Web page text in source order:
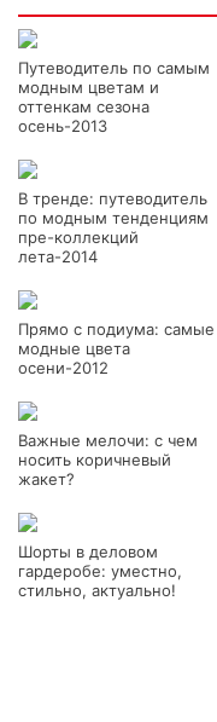
Путеводитель по самым
модным цветам и
оттенкам сезона
осень-2013
В тренде: путеводитель
по модным тенденциям
пре-коллекций
лета-2014
Прямо с подиума: самые
модные цвета
осени-2012
Важные мелочи: с чем
носить коричневый
жакет?
Шорты в деловом
гардеробе: уместно,
стильно, актуально!